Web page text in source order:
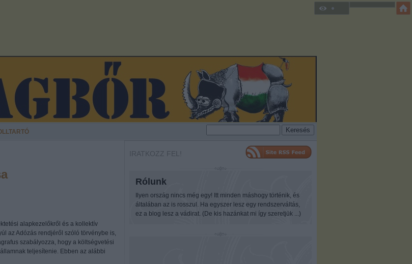
alapkezelőkről és a kollektív
az Adózás rendjéről szóló törvénybe is,
szabályozza, hogy a költségvetési
teljesítenie. Ebben az alábbi
IRATKOZZ FEL!
Rólunk
Ilyen ország nincs még egy! Itt minden máshogy történik, és
általában az is rosszul. Ha egyszer lesz egy rendszerváltás,
ez a blog lesz a vádirat. (De kis hazánkat mi így szeretjük ...)